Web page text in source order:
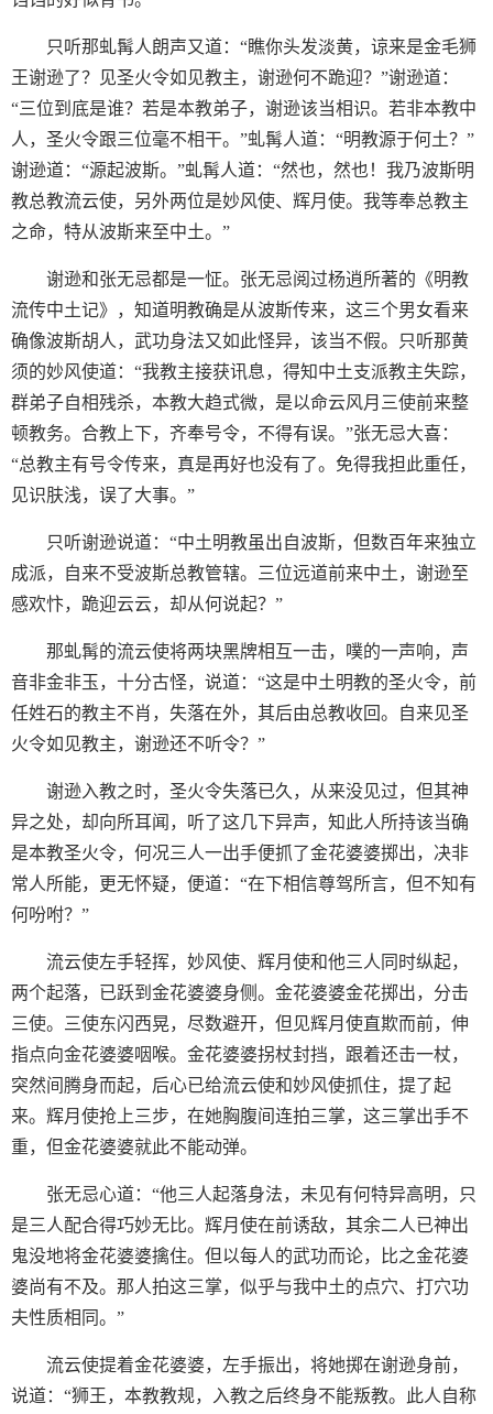
只听那虬髯人朗声又道：“瞧你头发淡黄，谅来是金毛狮
王谢逊了？见圣火令如见教主，谢逊何不跪迎？”谢逊道：
“三位到底是谁？若是本教弟子，谢逊该当相识。若非本教中
人，圣火令跟三位毫不相干。”虬髯人道：“明教源于何土？”
谢逊道：“源起波斯。”虬髯人道：“然也，然也！我乃波斯明
教总教流云使，另外两位是妙风使、辉月使。我等奉总教主
之命，特从波斯来至中土。”
谢逊和张无忌都是一怔。张无忌阅过杨逍所著的《明教
流传中土记》，知道明教确是从波斯传来，这三个男女看来
确像波斯胡人，武功身法又如此怪异，该当不假。只听那黄
须的妙风使道：“我教主接获讯息，得知中土支派教主失踪，
群弟子自相残杀，本教大趋式微，是以命云风月三使前来整
顿教务。合教上下，齐奉号令，不得有误。”张无忌大喜：
“总教主有号令传来，真是再好也没有了。免得我担此重任，
见识肤浅，误了大事。”
只听谢逊说道：“中土明教虽出自波斯，但数百年来独立
成派，自来不受波斯总教管辖。三位远道前来中土，谢逊至
感欢忭，跪迎云云，却从何说起？”
那虬髯的流云使将两块黑牌相互一击，噗的一声响，声
音非金非玉，十分古怪，说道：“这是中土明教的圣火令，前
任姓石的教主不肖，失落在外，其后由总教收回。自来见圣
火令如见教主，谢逊还不听令？”
谢逊入教之时，圣火令失落已久，从来没见过，但其神
异之处，却向所耳闻，听了这几下异声，知此人所持该当确
是本教圣火令，何况三人一出手便抓了金花婆婆掷出，决非
常人所能，更无怀疑，便道：“在下相信尊驾所言，但不知有
何吩咐？”
流云使左手轻挥，妙风使、辉月使和他三人同时纵起，
两个起落，已跃到金花婆婆身侧。金花婆婆金花掷出，分击
三使。三使东闪西晃，尽数避开，但见辉月使直欺而前，伸
指点向金花婆婆咽喉。金花婆婆拐杖封挡，跟着还击一杖，
突然间腾身而起，后心已给流云使和妙风使抓住，提了起
来。辉月使抢上三步，在她胸腹间连拍三掌，这三掌出手不
重，但金花婆婆就此不能动弹。
张无忌心道：“他三人起落身法，未见有何特异高明，只
是三人配合得巧妙无比。辉月使在前诱敌，其余二人已神出
鬼没地将金花婆婆擒住。但以每人的武功而论，比之金花婆
婆尚有不及。那人拍这三掌，似乎与我中土的点穴、打穴功
夫性质相同。”
流云使提着金花婆婆，左手振出，将她掷在谢逊身前，
说道：“狮王，本教教规，入教之后终身不能叛教。此人自称